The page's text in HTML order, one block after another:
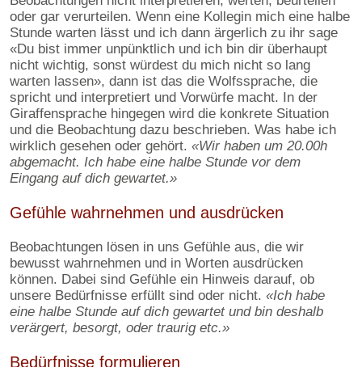
oder gar verurteilen. Wenn eine Kollegin mich eine halbe
Stunde warten lässt und ich dann ärgerlich zu ihr sage
«Du bist immer unpünktlich und ich bin dir überhaupt
nicht wichtig, sonst würdest du mich nicht so lang
warten lassen», dann ist das die Wolfssprache, die
spricht und interpretiert und Vorwürfe macht. In der
Giraffensprache hingegen wird die konkrete Situation
und die Beobachtung dazu beschrieben. Was habe ich
wirklich gesehen oder gehört. «Wir haben um 20.00h
abgemacht. Ich habe eine halbe Stunde vor dem
Eingang auf dich gewartet.»
Gefühle wahrnehmen und ausdrücken
Beobachtungen lösen in uns Gefühle aus, die wir
bewusst wahrnehmen und in Worten ausdrücken
können. Dabei sind Gefühle ein Hinweis darauf, ob
unsere Bedürfnisse erfüllt sind oder nicht. «Ich habe
eine halbe Stunde auf dich gewartet und bin deshalb
verärgert, besorgt, oder traurig etc.»
Bedürfnisse formulieren